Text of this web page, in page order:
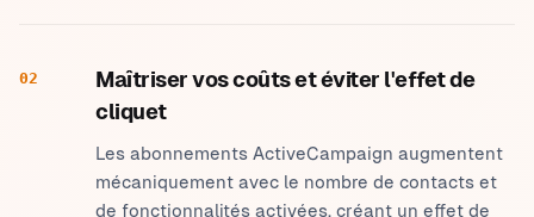
02
Maîtriser vos coûts et éviter l'effet de
cliquet
Les abonnements ActiveCampaign augmentent
mécaniquement avec le nombre de contacts et
de fonctionnalités activées, créant un effet de